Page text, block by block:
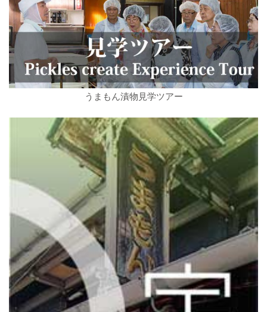
うまもん漬物見学ツアー